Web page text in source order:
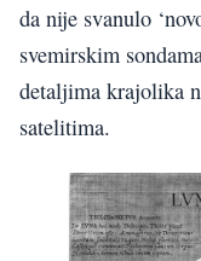
da nije svanulo
svemirskim
detaljima krajolika
satelitima.